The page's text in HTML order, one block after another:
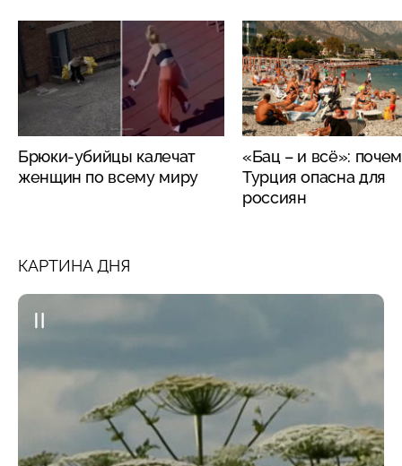
Брюки-убийцы калечат
женщин по всему миру
«Бац – и всё»:
Турция опасна для
россиян
КАРТИНА ДНЯ